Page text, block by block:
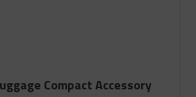
Compact Accessory